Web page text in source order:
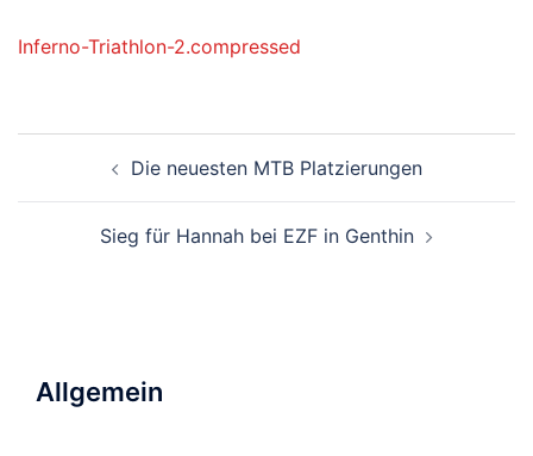
Inferno-Triathlon-2.compressed
Die neuesten MTB Platzierungen
Sieg für Hannah bei EZF in Genthin
Allgemein